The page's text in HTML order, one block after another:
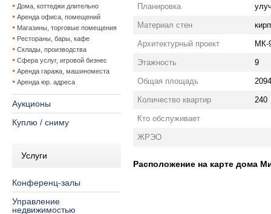
Дома, коттеджи длительно
Аренда офиса, помещений
Магазины, торговые помещения
Рестораны, бары, кафе
Склады, производства
Сфера услуг, игровой бизнес
Аренда гаража, машиноместа
Аренда юр. адреса
Аукционы
Куплю / сниму
Услуги
Конференц-залы
Управление
недвижимостью
Планировка
Материал стен
Архитектурный проект МК-
Этажность 9
Общая площадь
Количество квартир 240
Кто обслуживает
ЖРЭО
Расположение на карте дома